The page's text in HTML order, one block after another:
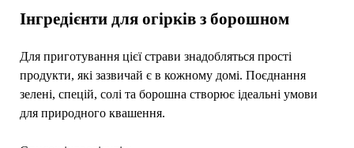
Інгредієнти для огірків з борошном
Для приготування цієї страви знадобляться прості
продукти, які зазвичай є в кожному домі. Поєднання
зелені, спецій, солі та борошна створює ідеальні умови
для природного квашення.